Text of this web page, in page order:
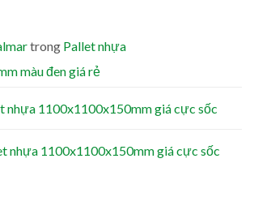
trong Pallet nhựa
màu đen giá rẻ
nhựa 1100x1100x150mm giá cực sốc
nhựa 1100x1100x150mm giá cực sốc